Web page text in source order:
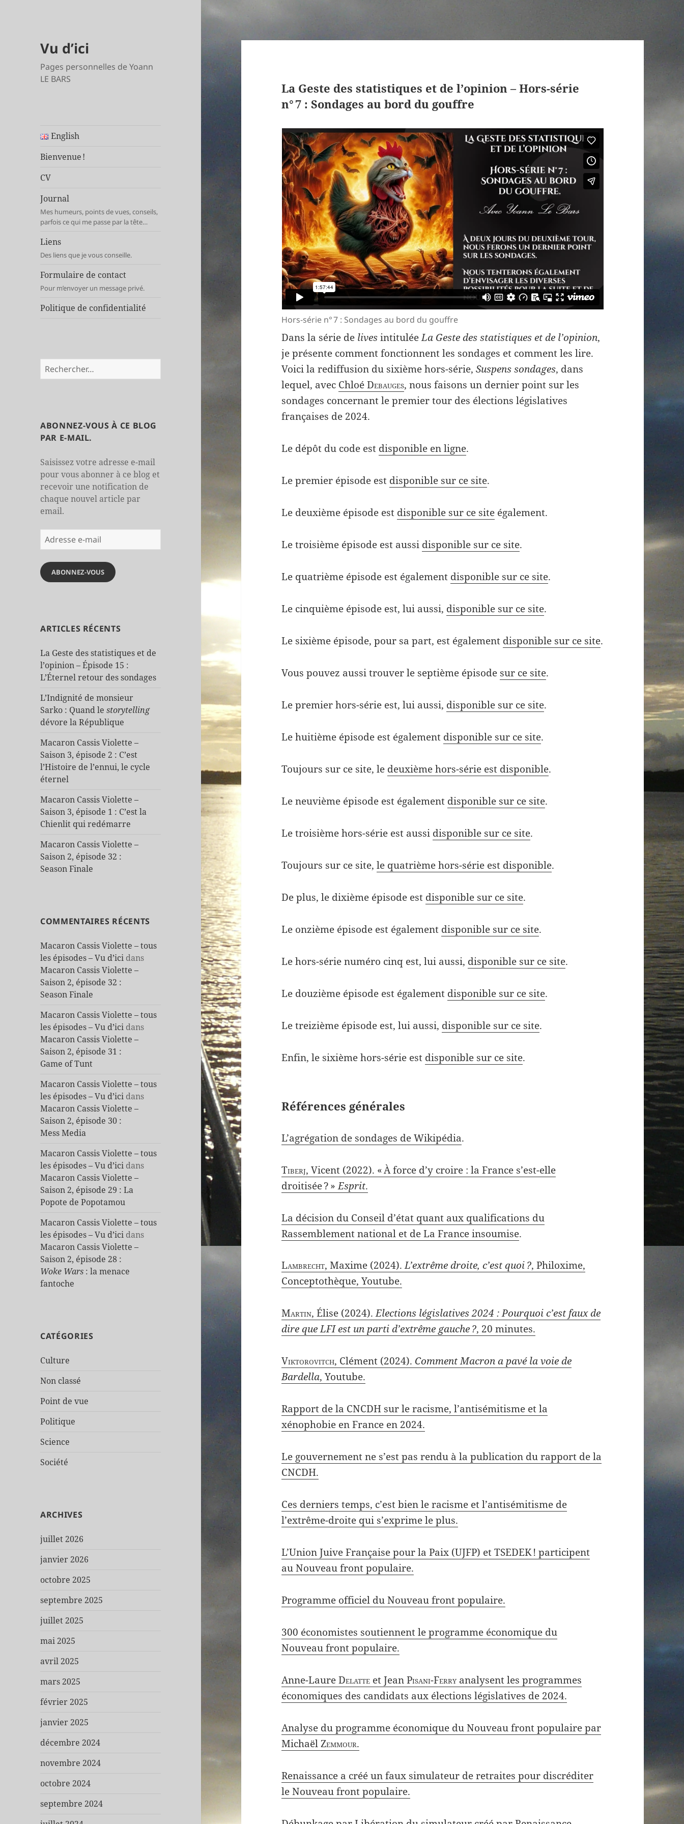
Vu d’ici
Pages personnelles de Yoann
LE BARS
English
Bienvenue !
CV
Journal
Mes humeurs, points de vues, conseils,
parfois ce qui me passe par la tête…
Liens
Des liens que je vous conseille.
Formulaire de contact
Pour m’envoyer un message privé.
Politique de confidentialité
Rechercher :
ABONNEZ-VOUS À CE BLOG
PAR E-MAIL.
Saisissez votre adresse e-mail
pour vous abonner à ce blog et
recevoir une notification de
chaque nouvel article par
email.
Adresse
e-
mail
ABONNEZ-VOUS
ARTICLES RÉCENTS
La Geste des statistiques et de
l’opinion – Épisode 15 :
L’Éternel retour des sondages
L’Indignité de monsieur
Sarko : Quand lestorytelling
dévore la République
Macaron Cassis Violette –
Saison 3, épisode 2 : C’est
l’Histoire de l’ennui, le cycle
éternel
Macaron Cassis Violette –
Saison 3, épisode 1 : C’est la
Chienlit qui redémarre
Macaron Cassis Violette –
Saison 2, épisode 32 :
Season Finale
COMMENTAIRES RÉCENTS
Macaron Cassis Violette – tous
les épisodes – Vu d’ici dans
Macaron Cassis Violette –
Saison 2, épisode 32 :
Season Finale
Macaron Cassis Violette – tous
les épisodes – Vu d’ici dans
Macaron Cassis Violette –
Saison 2, épisode 31 :
Game of Tunt
Macaron Cassis Violette – tous
les épisodes – Vu d’ici dans
Macaron Cassis Violette –
Saison 2, épisode 30 :
Mess Media
Macaron Cassis Violette – tous
les épisodes – Vu d’ici dans
Macaron Cassis Violette –
Saison 2, épisode 29 : La
Popote de Popotamou
Macaron Cassis Violette – tous
les épisodes – Vu d’ici dans
Macaron Cassis Violette –
Saison 2, épisode 28 :
Woke Wars : la menace
fantoche
CATÉGORIES
Culture
Non classé
Point de vue
Politique
Science
Société
ARCHIVES
juillet 2026
janvier 2026
octobre 2025
septembre 2025
juillet 2025
mai 2025
avril 2025
mars 2025
février 2025
janvier 2025
décembre 2024
novembre 2024
octobre 2024
septembre 2024
La Geste des statistiques et de l’opinion – Hors-série
n° 7 : Sondages au bord du gouffre
Hors-série n° 7 : Sondages au bord du gouffre
Dans la série de livesintituléeLa Geste des statistiques et de l’opinion,
je présente comment fonctionnent les sondages et comment les lire.
Voici la rediffusion du sixième hors-série,Suspens sondages, dans
lequel, avec ChloéDebauges, nous faisons un dernier point sur les
sondages concernant le premier tour des élections législatives
françaises de 2024.
Le dépôt du code est disponible en ligne.
Le premier épisode est disponible sur ce site.
Le deuxième épisode est disponible sur ce site également.
Le troisième épisode est aussi disponible sur ce site.
Le quatrième épisode est également disponible sur ce site.
Le cinquième épisode est, lui aussi, disponible sur ce site.
Le sixième épisode, pour sa part, est également disponible sur ce site.
Vous pouvez aussi trouver le septième épisode sur ce site.
Le premier hors-série est, lui aussi, disponible sur ce site.
Le huitième épisode est également disponible sur ce site.
Toujours sur ce site, le deuxième hors-série est disponible.
Le neuvième épisode est également disponible sur ce site.
Le troisième hors-série est aussi disponible sur ce site.
Toujours sur ce site,le quatrième hors-série est disponible.
De plus, le dixième épisode est disponible sur ce site.
Le onzième épisode est également disponible sur ce site.
Le hors-série numéro cinq est, lui aussi, disponible sur ce site.
Le douzième épisode est également disponible sur ce site.
Le treizième épisode est, lui aussi, disponible sur ce site.
Enfin, le sixième hors-série est disponible sur ce site.
Références générales
L’agrégation de sondages de Wikipédia.
Tiberj, Vicent (2022). « À force d’y croire : la France s’est-elle
droitisée ? »Esprit.
La décision du Conseil d’état quant aux qualifications du
Rassemblement national et de La France insoumise.
Lambrecht, Maxime (2024).L’extrême droite, c’est quoi ?, Philoxime,
Conceptothèque, Youtube.
Martin, Élise (2024).Elections législatives 2024 : Pourquoi c’est faux de
dire que LFI est un parti d’extrême gauche ?, 20 minutes.
Viktorovitch, Clément (2024). Comment Macron a pavé la voie de
Bardella, Youtube.
Rapport de la CNCDH sur le racisme, l’antisémitisme et la
xénophobie en France en 2024.
Le gouvernement ne s’est pas rendu à la publication du rapport de la
CNCDH.
Ces derniers temps, c’est bien le racisme et l’antisémitisme de
l’extrême-droite qui s’exprime le plus.
L’Union Juive Française pour la Paix (UJFP) et TSEDEK ! participent
au Nouveau front populaire.
Programme officiel du Nouveau front populaire.
300 économistes soutiennent le programme économique du
Nouveau front populaire.
Anne-LaureDelatte et JeanPisani-Ferry analysent les programmes
économiques des candidats aux élections législatives de 2024.
Analyse du programme économique du Nouveau front populaire par
MichaëlZemmour.
Renaissance a créé un faux simulateur de retraites pour discréditer
le Nouveau front populaire.